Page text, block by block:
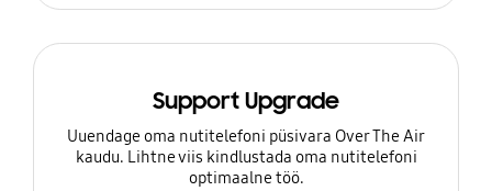
Support Upgrade
Uuendage oma nutitelefoni püsivara Over The Air
kaudu. Lihtne viis kindlustada oma nutitelefoni
optimaalne töö.